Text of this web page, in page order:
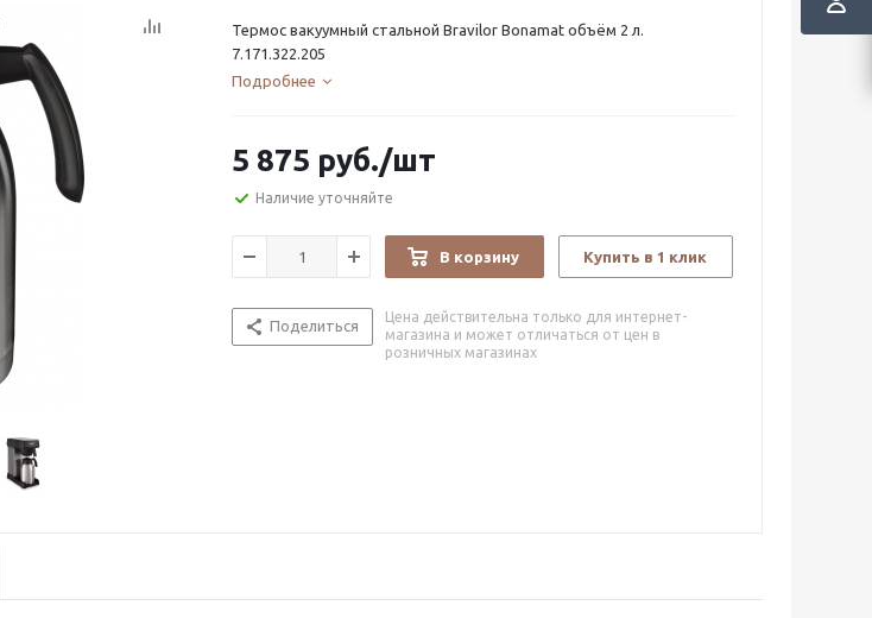
Термос вакуумный стальной Bravilor Bonamat объём 2 л.
7.171.322.205
Подробнее
5 875 руб./шт
Наличие уточняйте
В корзину Купить в 1 клик
Поделиться
Цена действительна только для интернет-
магазина и может отличаться от цен в
розничных магазинах